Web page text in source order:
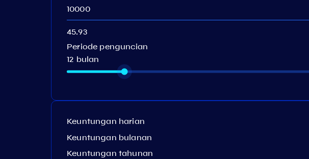
Periode penguncian
12 bulan
Keuntungan harian
Keuntungan bulanan
Keuntungan tahunan